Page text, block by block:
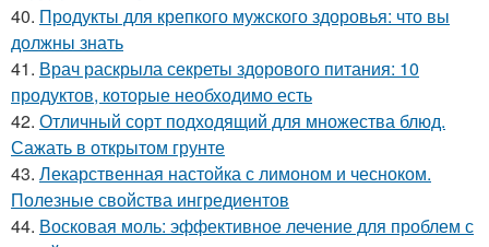
40. Продукты для крепкого мужского здоровья: что вы
должны знать
41. Врач раскрыла секреты здорового питания: 10
продуктов, которые необходимо есть
42. Отличный сорт подходящий для множества блюд.
Сажать в открытом грунте
43. Лекарственная настойка с лимоном и чесноком.
Полезные свойства ингредиентов
44. Восковая моль: эффективное лечение для проблем с